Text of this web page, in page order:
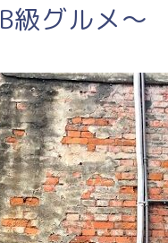
グルメ～